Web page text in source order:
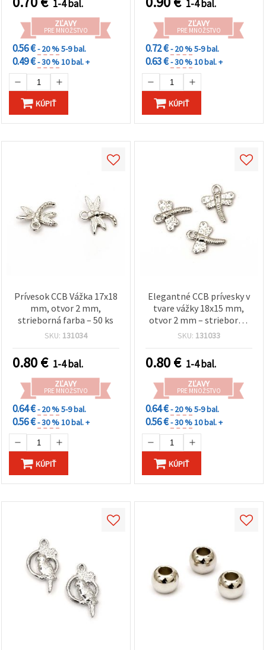
1-4 bal.
ZĽAVY
PRE MNOŽSTVO
0.56 €- 20 %5-9 bal.
0.49 €- 30 %10 bal. +
KÚPIŤ
1-4 bal.
ZĽAVY
PRE MNOŽSTVO
0.72 €- 20 %5-9 bal.
0.63 €- 30 %10 bal. +
KÚPIŤ
Prívesok CCB Vážka 17x18
mm, otvor 2 mm,
strieborná farba – 50 ks
SKU: 131034
0.80€ 1-4 bal.
ZĽAVY
PRE MNOŽSTVO
0.64 €- 20 %5-9 bal.
0.56 €- 30 %10 bal. +
KÚPIŤ
Elegantné CCB prívesky v
tvare vážky 18x15 mm,
otvor 2 mm – strieborná
farba, 50 ks na prírodou
tvorenie
SKU: 131033
0.80€ 1-4 bal.
ZĽAVY
PRE MNOŽSTVO
0.64 €- 20 %5-9 bal.
0.56 €- 30 %10 bal. +
KÚPIŤ